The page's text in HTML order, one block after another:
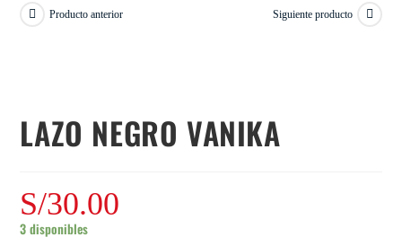
Producto anterior Siguiente producto
LAZO NEGRO VANIKA
S/30.00
3 disponibles